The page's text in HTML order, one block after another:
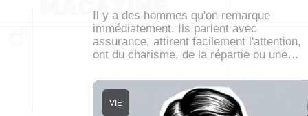
Il y a des hommes qu'on remarque
immédiatement. Ils parlent avec
assurance, attirent facilement l'attention,
ont du charisme, de la répartie ou une…
VIE